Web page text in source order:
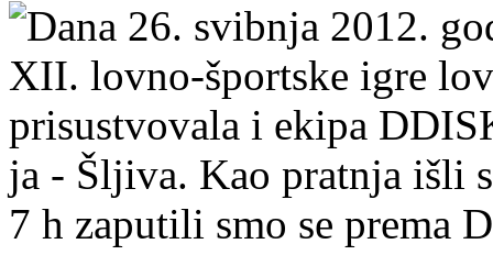
Dana 26. svibnja 2012.
XII. lovno-športske igre
prisustvovala i ekipa
ja - Šljiva. Kao pratnja išli
7 h zaputili smo se prema